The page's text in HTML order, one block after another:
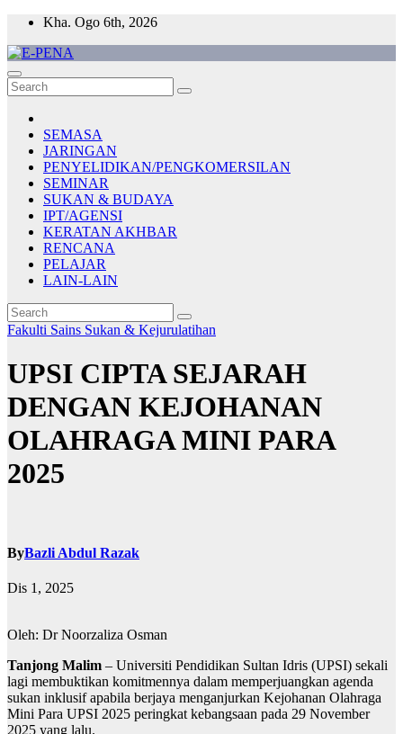
Skip
content
Kha. Ogo 6th, 2026
E-PENA
Berita Digital Terkini
SEMASA
JARINGAN
PENYELIDIKAN/PENGKOMERSILAN
SEMINAR
SUKAN & BUDAYA
IPT/AGENSI
KERATAN AKHBAR
RENCANA
PELAJAR
LAIN-LAIN
Fakulti Sains Sukan & Kejurulatihan
UPSI CIPTA SEJARAH
DENGAN KEJOHANAN
OLAHRAGA MINI PARA
2025
ByBazli Abdul Razak
Dis 1, 2025
Oleh: Dr Noorzaliza Osman
Tanjong Malim – Universiti Pendidikan Sultan Idris (UPSI) sekali
lagi membuktikan komitmennya dalam memperjuangkan agenda
sukan inklusif apabila berjaya menganjurkan Kejohanan Olahraga
Mini Para UPSI 2025 peringkat kebangsaan pada 29 November
2025 yang lalu.